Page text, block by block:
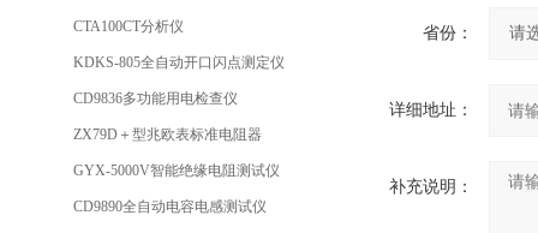
省份：
详细地址：
补充说明：
CTA100CT分析仪
KDKS-805全自动开口闪点测定仪
CD9836多功能用电检查仪
ZX79D＋型兆欧表标准电阻器
GYX-5000V智能绝缘电阻测试仪
CD9890全自动电容电感测试仪